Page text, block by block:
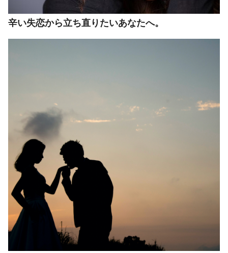
辛い失恋から立ち直りたいあなたへ。